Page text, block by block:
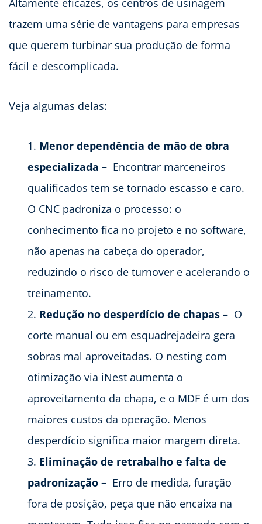
Altamente eficazes, os centros de usinagem
trazem uma série de vantagens para empresas
que querem turbinar sua produção de forma
fácil e descomplicada.
Veja algumas delas:
Menor dependência de mão de obra
especializada – Encontrar marceneiros
qualificados tem se tornado escasso e caro.
O CNC padroniza o processo: o
conhecimento fica no projeto e no software,
não apenas na cabeça do operador,
reduzindo o risco de turnover e acelerando o
treinamento.
Redução no desperdício de chapas – O
corte manual ou em esquadrejadeira gera
sobras mal aproveitadas. O nesting com
otimização via iNest aumenta o
aproveitamento da chapa, e o MDF é um dos
maiores custos da operação. Menos
desperdício significa maior margem direta.
Eliminação de retrabalho e falta de
padronização – Erro de medida, furação
fora de posição, peça que não encaixa na